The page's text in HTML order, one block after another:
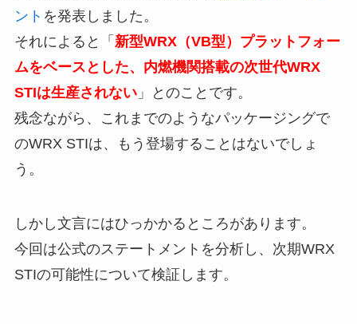
ント を発表しました。
それによると「 新型WRX（VB型）プラットフォー
ムをベースとした、内燃機関搭載の次世代WRX
STIは生産されない」とのことです。
残念ながら、これまでのようなパッケージングで
のWRX STIは、もう登場することはないでしょ
う。
しかし文言にはひっかかるところがあります。
今回は公式のステートメントを分析し、次期WRX
STIの可能性について検証します。